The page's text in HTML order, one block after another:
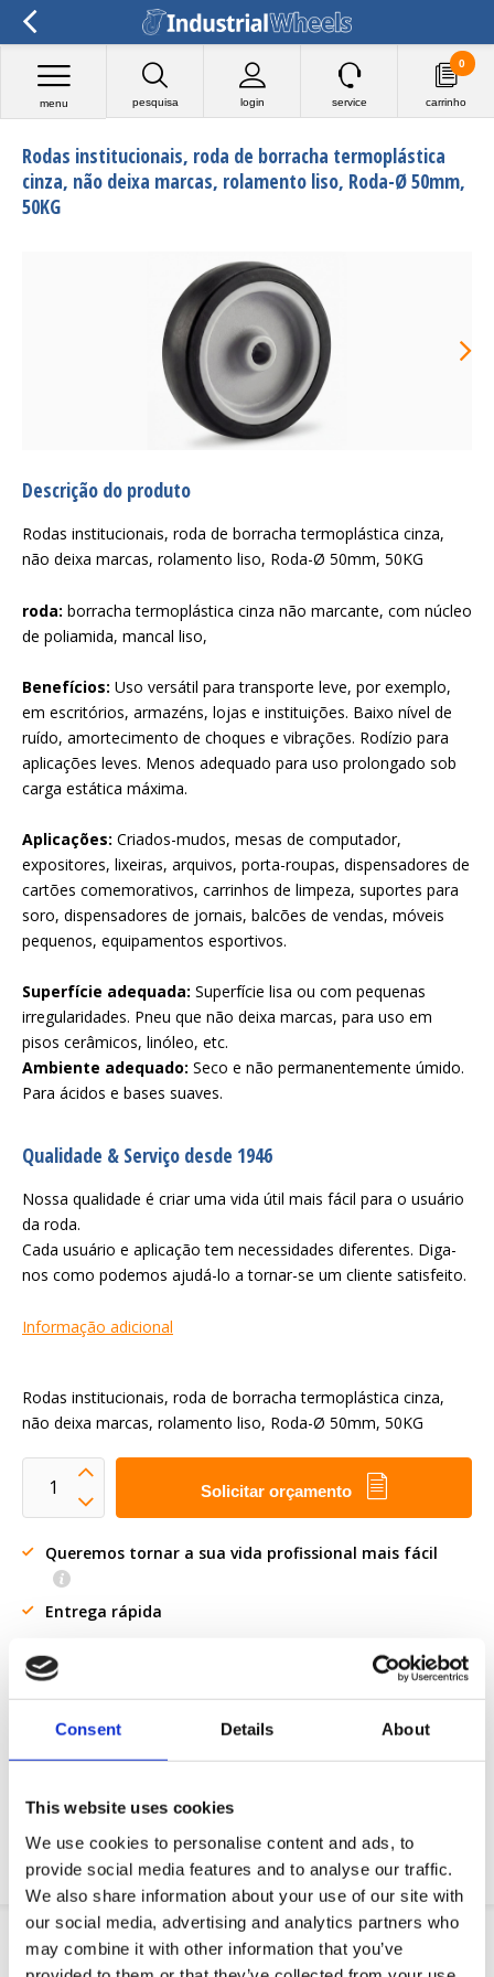
Consent Details About
This website uses cookies
We use cookies to personalise content and ads, to
provide social media features and to analyse our traffic.
We also share information about your use of our site with
our social media, advertising and analytics partners who
may combine it with other information that you’ve
pesquisa login
menu service carrinho
0
Rodas institucionais, roda de borracha termoplástica
cinza, não deixa marcas, rolamento liso, Roda-Ø 50mm,
50KG
Descrição do produto
Rodas institucionais, roda de borracha termoplástica cinza,
não deixa marcas, rolamento liso, Roda-Ø 50mm, 50KG
roda: borracha termoplástica cinza não marcante, com núcleo
de poliamida, mancal liso,
Benefícios: Uso versátil para transporte leve, por exemplo,
em escritórios, armazéns, lojas e instituições. Baixo nível de
ruído, amortecimento de choques e vibrações. Rodízio para
aplicações leves. Menos adequado para uso prolongado sob
carga estática máxima.
Aplicações: Criados-mudos, mesas de computador,
expositores, lixeiras, arquivos, porta-roupas, dispensadores de
cartões comemorativos, carrinhos de limpeza, suportes para
soro, dispensadores de jornais, balcões de vendas, móveis
pequenos, equipamentos esportivos.
Superfície adequada: Superfície lisa ou com pequenas
irregularidades. Pneu que não deixa marcas, para uso em
pisos cerâmicos, linóleo, etc.
Ambiente adequado: Seco e não permanentemente úmido.
Para ácidos e bases suaves.
Qualidade & Serviço desde 1946
Nossa qualidade é criar uma vida útil mais fácil para o usuário
da roda.
Cada usuário e aplicação tem necessidades diferentes. Diga-
nos como podemos ajudá-lo a tornar-se um cliente satisfeito.
Informação adicional
Rodas institucionais, roda de borracha termoplástica cinza,
não deixa marcas, rolamento liso, Roda-Ø 50mm, 50KG
Solicitar orçamento
Queremos tornar a sua vida profissional mais fácil
Entrega rápida
Serviço de engenharia
Peça parte OE
Resistencia quimica
Informação do produto